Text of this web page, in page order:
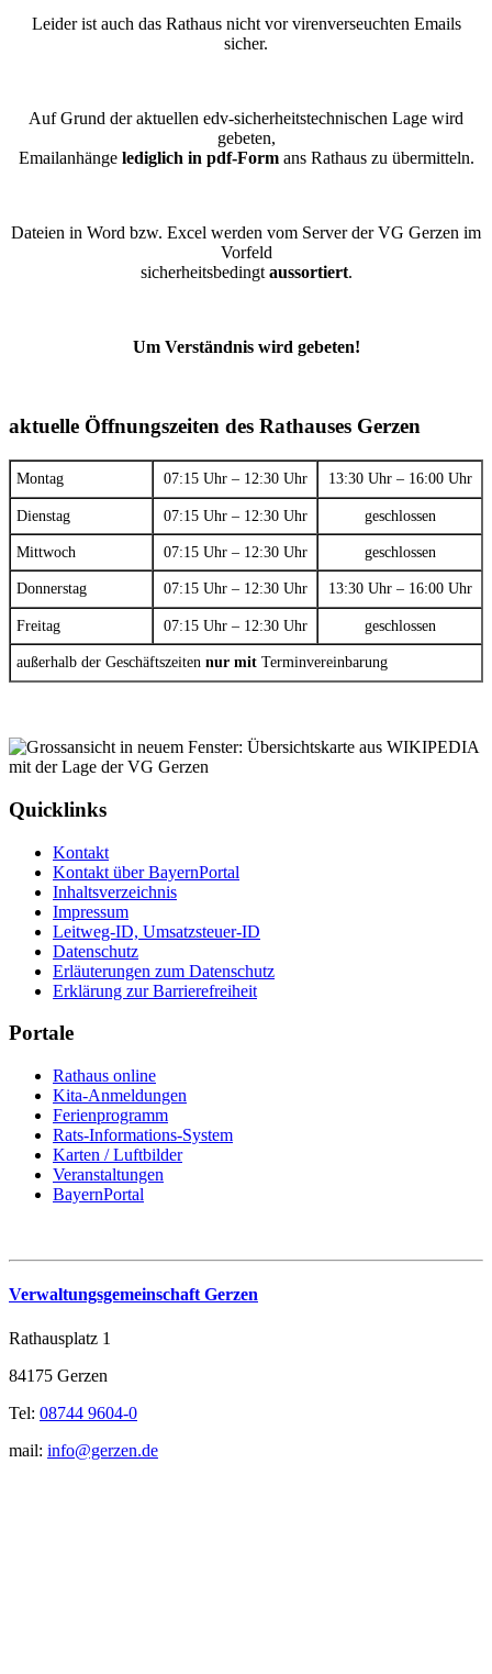
Leider ist auch das Rathaus nicht vor virenverseuchten Emails
sicher.
Auf Grund der aktuellen edv-sicherheitstechnischen Lage wird
gebeten,
Emailanhänge lediglich in pdf-Formans Rathaus zu übermitteln.
Dateien in Word bzw. Excel werden vom Server der VG Gerzen im
Vorfeld
sicherheitsbedingt aussortiert.
Um Verständnis wird gebeten!
aktuelle Öffnungszeiten des Rathauses Gerzen
Montag 07:15 Uhr – 12:30 Uhr 13:30 Uhr – 16:00 Uhr
Dienstag 07:15 Uhr – 12:30 Uhr geschlossen
Mittwoch 07:15 Uhr – 12:30 Uhr geschlossen
Donnerstag 07:15 Uhr – 12:30 Uhr 13:30 Uhr – 16:00 Uhr
Freitag 07:15 Uhr – 12:30 Uhr geschlossen
außerhalb der Geschäftszeiten nur mit Terminvereinbarung
Quicklinks
Kontakt
Kontakt über BayernPortal
Inhaltsverzeichnis
Impressum
Leitweg-ID, Umsatzsteuer-ID
Datenschutz
Erläuterungen zum Datenschutz
Erklärung zur Barrierefreiheit
Portale
Rathaus online
Kita-Anmeldungen
Ferienprogramm
Rats-Informations-System
Karten / Luftbilder
Veranstaltungen
BayernPortal
Verwaltungsgemeinschaft Gerzen
Rathausplatz 1
84175 Gerzen
Tel: 08744 9604-0
mail: info@gerzen.de